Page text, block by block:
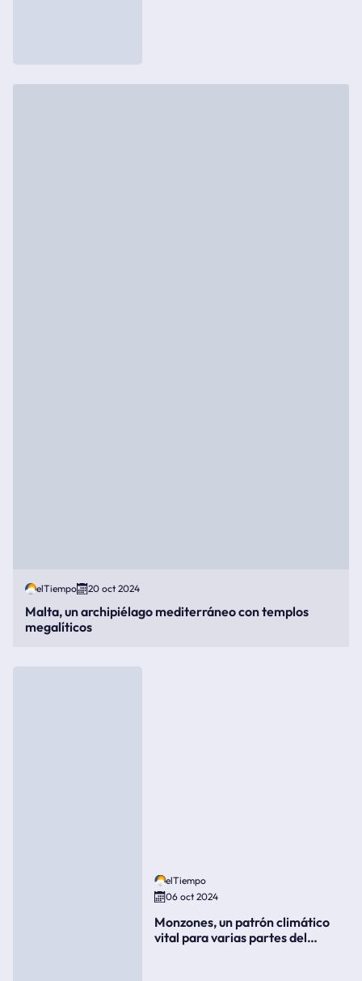
elTiempo 20 oct 2024
Malta, un archipiélago mediterráneo con templos
megalíticos
elTiempo
06 oct 2024
Monzones, un patrón climático
vital para varias partes del